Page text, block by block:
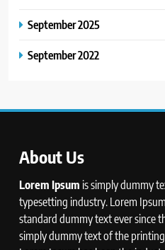
September 2025
September 2022
About Us
Lorem Ipsum is simply dummy
typesetting industry. Lorem
standard dummy text ever since
simply dummy text of the